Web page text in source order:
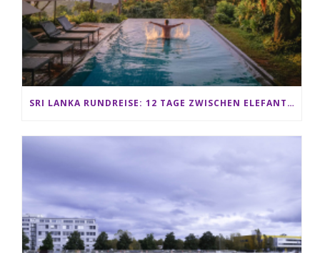
SRI LANKA RUNDREISE: 12 TAGE ZWISCHEN ELEFANTEN, TEEPLANTAGEN & STRAND ALS FAMILIE